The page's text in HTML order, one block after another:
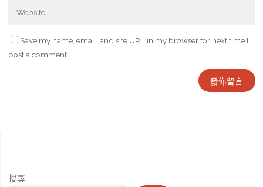
Save my name, email, and site URL in my browser for next time I
post a comment.
搜尋